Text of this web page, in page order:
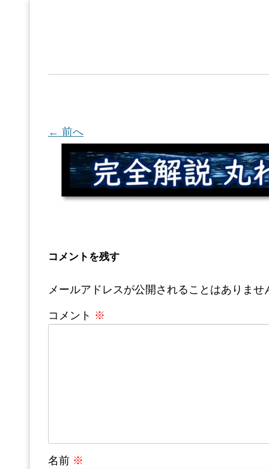
← 前へ
コメントを残す
メールアドレスが公開されることはありませ
コメント ※
名前 ※